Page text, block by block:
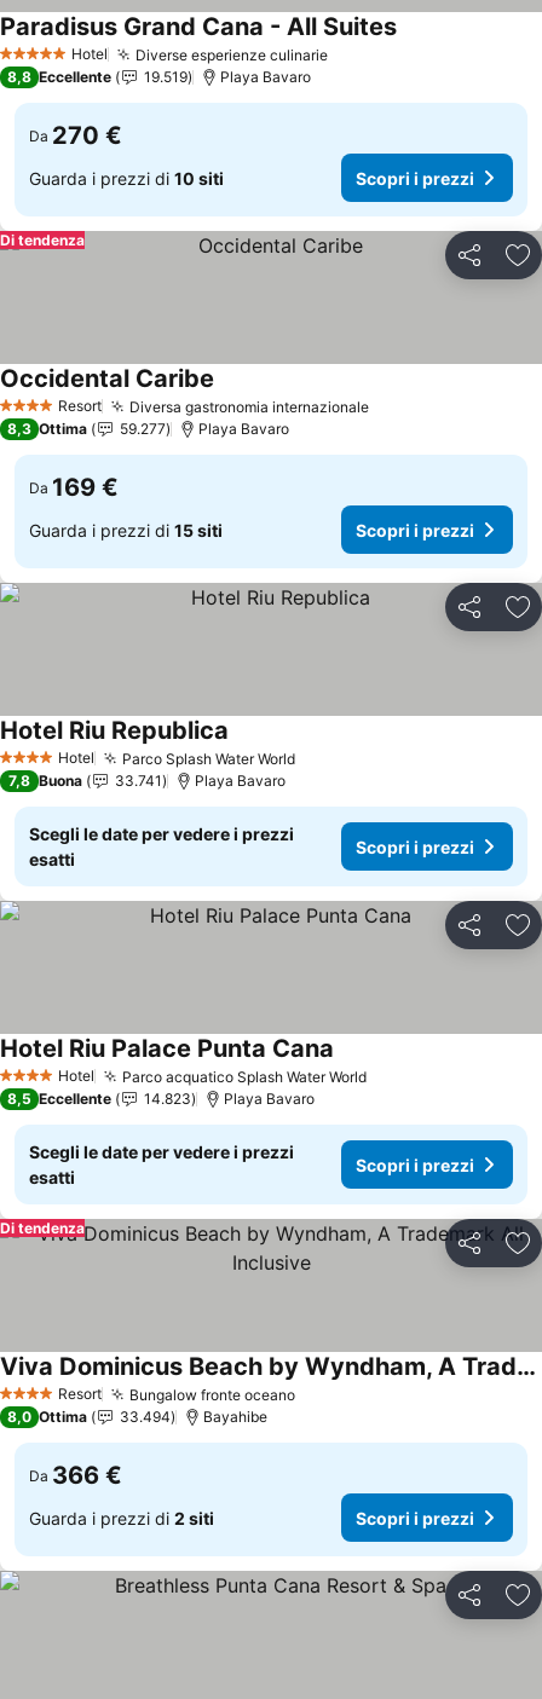
5 Stelle Hotel Diverse esperienze culinarieScopri i prezzi
Paradisus Grand Cana - All SuitesScopri i prezzi
8,8 Eccellente 19.519 Playa Bavaro
Da 270 €
Guarda i prezzi di 10 siti Scopri i prezzi
Condividi
Di tendenza
4 Stelle Resort Diversa gastronomia internazionaleScopri i prezzi
Occidental Caribe
8,3 Ottima 59.277 Playa Bavaro
Da 169 €
Guarda i prezzi di 15 siti Scopri i prezzi
Condividi
4 Stelle Hotel Parco Splash Water WorldScopri i prezzi
Hotel Riu Republica
7,8 Buona 33.741 Playa Bavaro
Scegli le date per vedere i prezzi
esatti
Scopri i prezzi
Condividi
4 Stelle Hotel Parco acquatico Splash Water WorldScopri i prezzi
Hotel Riu Palace Punta Cana
8,5 Eccellente 14.823 Playa Bavaro
Scegli le date per vedere i prezzi
esatti
Scopri i prezzi
Condividi
Di tendenza
4 Stelle Resort Bungalow fronte oceanoScopri i prezzi
Viva Dominicus Beach by Wyndham, A Trademark All Inclusive
Scopri i prezzi
8,0 Ottima 33.494 Bayahibe
Da 366 €
Guarda i prezzi di 2 siti Scopri i prezzi
Condividi